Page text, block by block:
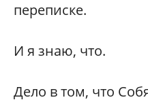
переписке.
И я знаю, что.
Дело в том, что